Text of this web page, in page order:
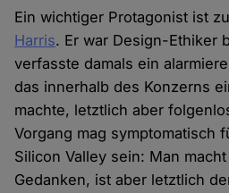
Ein wichtiger Protagonist ist
Harris. Er war Design-Ethiker
verfasste damals ein
das innerhalb des Konzerns
machte, letztlich aber
Vorgang mag symptomatisch
Silicon Valley sein: Man
Gedanken, ist aber letztlich